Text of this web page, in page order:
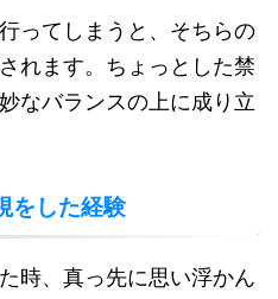
ってしまうと、そちらの
れます。ちょっとした禁
なバランスの上に成り立
をした経験
時、真っ先に思い浮かん